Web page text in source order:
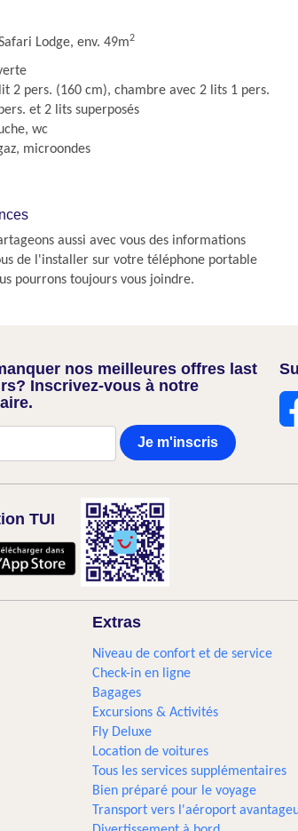
Lodge, env. 49m2
2 pers. (160 cm), chambre avec 2 lits 1 pers.
et 2 lits superposés
wc
microondes
aussi avec vous des informations
de l'installer sur votre téléphone portable
pourrons toujours vous joindre.
nos meilleures offres last
Inscrivez-vous à notre
Je m'inscris
TUI
Extras
Niveau de confort et de service
Check-in en ligne
Bagages
Excursions & Activités
Fly Deluxe
Location de voitures
Tous les services supplémentaires
Bien préparé pour le voyage
Transport vers l'aéroport